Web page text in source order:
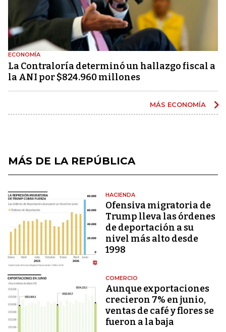
ECONOMÍA
La Contraloría determinó un hallazgo fiscal a
la ANI por $824.960 millones
MÁS ECONOMÍA
MÁS DE LA REPÚBLICA
HACIENDA
Ofensiva migratoria de
Trump lleva las órdenes
de deportación a su
nivel más alto desde
1998
COMERCIO
Aunque exportaciones
crecieron 7% en junio,
ventas de café y flores se
fueron a la baja